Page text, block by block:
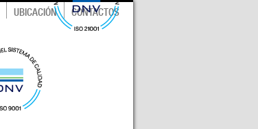
UBICACIÓN CONTACTOS